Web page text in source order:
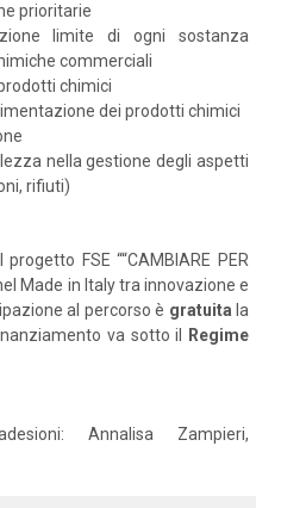
prioritarie
limite di ogni sostanza
commerciali
chimici
dei prodotti chimici
nella gestione degli aspetti
rifiuti)
FSE ““CAMBIARE PER
Made in Italy tra innovazione e
al percorso è gratuita la
va sotto il
Regime
Annalisa Zampieri,